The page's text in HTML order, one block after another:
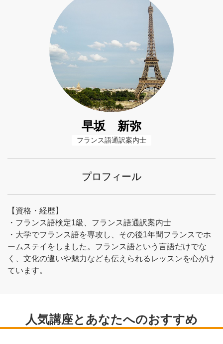
早坂 新弥
フランス語通訳案内士
プロフィール
【資格・経歴】
・フランス語検定1級、フランス語通訳案内士
・大学でフランス語を専攻し、その後1年間フランスでホ
ームステイをしました。フランス語という言語だけでな
く、文化の違いや魅力なども伝えられるレッスンを心がけ
ています。